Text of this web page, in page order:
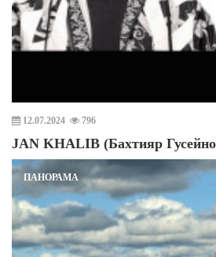
12.07.2024 796
JAN KHALIB (Бахтияр
ПАНОРАМА